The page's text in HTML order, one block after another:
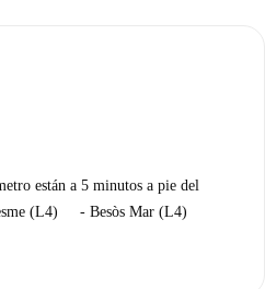
están a 5 minutos a pie del
(L4) - Besòs Mar (L4)